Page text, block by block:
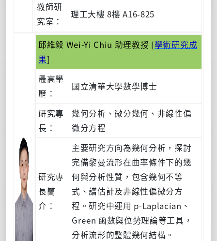
教師研
究室：
理工大樓 8樓 A16-825
邱維毅 Wei-Yi Chiu 助理教授 [學術研究成
果]
最高學
歷：
國立清華大學數學博士
研究專
長：
幾何分析、微分幾何、非線性偏
微分方程
研究專
長簡
介：
主要研究方向為幾何分析，探討
完備黎曼流形在曲率條件下的幾
何與分析性質，包含幾何不等
式、譜估計及非線性偏微分方
程。研究中運用 p-Laplacian、
Green 函數與位勢理論等工具，
分析流形的整體幾何結構。